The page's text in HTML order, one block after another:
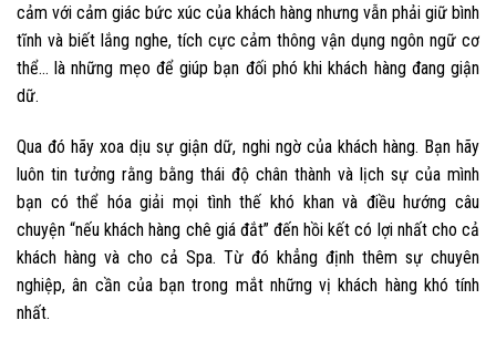
cảm với cảm giác bức xúc của khách hàng nhưng vẫn phải giữ bình
tĩnh và biết lắng nghe, tích cực cảm thông vận dụng ngôn ngữ cơ
thể… là những mẹo để giúp bạn đối phó khi khách hàng đang giận
dữ.
Qua đó hãy xoa dịu sự giận dữ, nghi ngờ của khách hàng. Bạn hãy
luôn tin tưởng rằng bằng thái độ chân thành và lịch sự của mình
bạn có thể hóa giải mọi tình thế khó khan và điều hướng câu
chuyện “nếu khách hàng chê giá đắt” đến hồi kết có lợi nhất cho cả
khách hàng và cho cả Spa. Từ đó khẳng định thêm sự chuyên
nghiệp, ân cần của bạn trong mắt những vị khách hàng khó tính
nhất.